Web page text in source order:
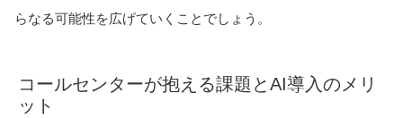
らなる可能性を広げていくことでしょう。
コールセンターが抱える課題とAI導入のメリ
ット